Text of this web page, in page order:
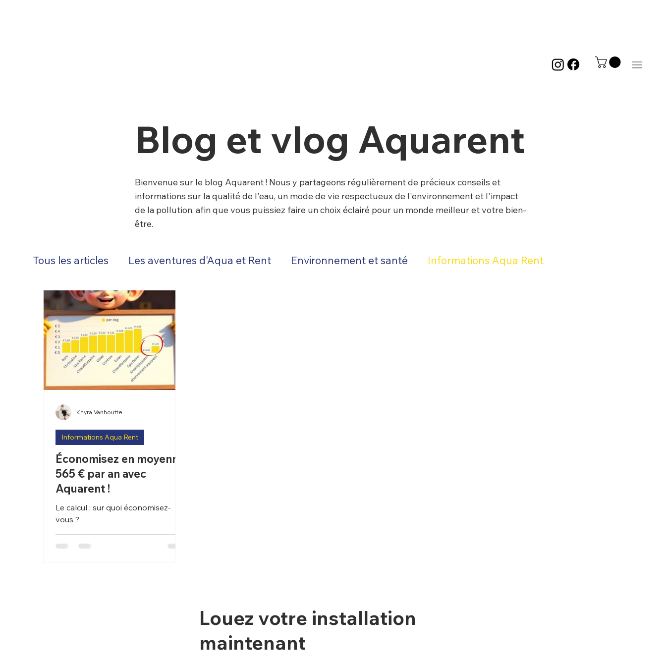
Blog et vlog Aquarent
Bienvenue sur le blog Aquarent ! Nous y partageons régulièrement de précieux conseils et
informations sur la qualité de l'eau, un mode de vie respectueux de l'environnement et l'impact
de la pollution, afin que vous puissiez faire un choix éclairé pour un monde meilleur et votre bien-
être.
Louez votre installation
maintenant
Tous les articles Les aventures d'Aqua et Rent Environnement et santé Informations Aqua Rent
Économisez en moyenne
565 € par an avec
Aquarent !
Le calcul : sur quoi économisez-
vous ?
Informations Aqua Rent
Khyra Vanhoutte